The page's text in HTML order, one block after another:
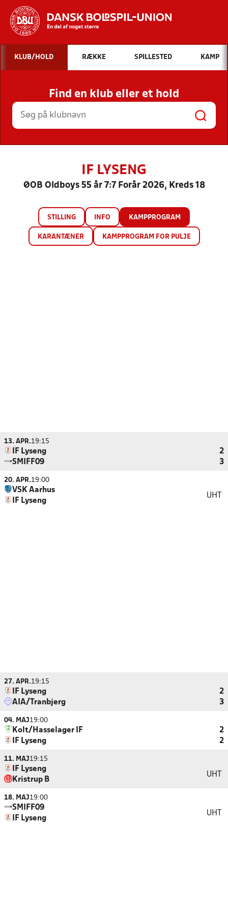
Hvad vil du søge efter?
INDHOLD OG NYHEDER
STILLINGER, RESULTATER, KLUBBER OG
HOLD
KLUB/HOLD RÆKKE SPILLESTED KAMP
Find en klub eller et hold
IF LYSENG
ØOB Oldboys 55 år 7:7 Forår 2026, Kreds 18
STILLING INFO KAMPPROGRAM
KARANTÆNER KAMPPROGRAM FOR PULJE
13. APR.19:15
IF Lyseng
2
SMIFF09
3
20. APR.19:00
VSK Aarhus
IF Lyseng
UHT
27. APR.19:15
IF Lyseng
2
AIA/Tranbjerg
3
04. MAJ19:00
Kolt/Hasselager IF
2
IF Lyseng
2
11. MAJ19:15
IF Lyseng
Kristrup B
UHT
18. MAJ19:00
SMIFF09
IF Lyseng
UHT